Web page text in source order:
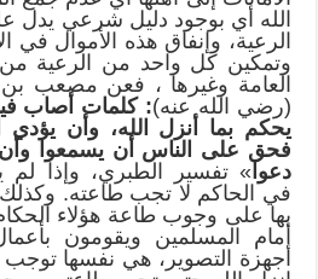
الله أي بوجود دليل شرعي يدل
الرعية، وإنفاق هذه الأموال في
وتمكين كل واحد من الرعية
العامة وغيرها ، فعن مصعب
(رضي الله عنه): كلمات أصاب
يحكم بما أنزل الله، وأن يؤدي
فحق على الناس أن يسمعوا وأن
دعوا» تفسير الطبري، وإذا لم
في الحاكم لا تجب طاعته. وكذلك
بها على وجوب طاعة هؤلاء
أمام المسلمين ويقومون
أجهزة التصوير، هي نفسها توجب